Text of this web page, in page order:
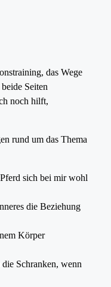
das Wege
Seiten
noch hilft,
rund um das Thema
sich bei mir wohl
die Beziehung
Körper
Schranken, wenn